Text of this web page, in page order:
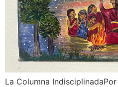
La Columna